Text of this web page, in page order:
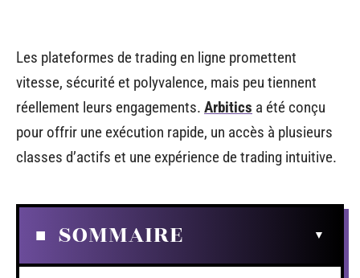
Les plateformes de trading en ligne promettent
vitesse, sécurité et polyvalence, mais peu tiennent
réellement leurs engagements. Arbitics a été conçu
pour offrir une exécution rapide, un accès à plusieurs
classes d’actifs et une expérience de trading intuitive.
SOMMAIRE